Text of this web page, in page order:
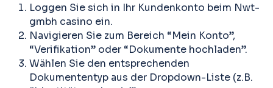
Loggen Sie sich in Ihr Kundenkonto beim Nwt-
gmbh casino ein.
Navigieren Sie zum Bereich “Mein Konto”,
“Verifikation” oder “Dokumente hochladen”.
Wählen Sie den entsprechenden
Dokumententyp aus der Dropdown-Liste (z.B.